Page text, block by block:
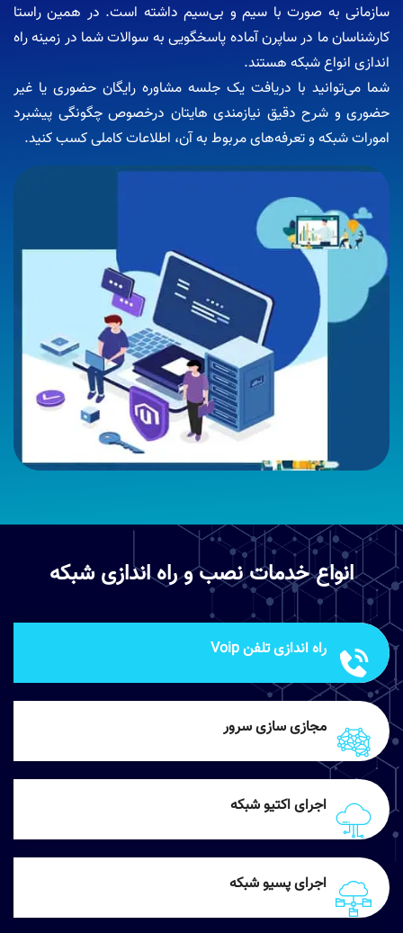
سازمانی به صورت با سیم و بی‌سیم داشته است. در همین راستا
کارشناسان ما در ساپرن آماده پاسخگویی به سوالات شما در زمینه راه
اندازی انواع شبکه هستند.
شما می‌توانید با دریافت یک جلسه مشاوره رایگان حضوری یا غیر
حضوری و شرح دقیق نیازمندی‌ هایتان درخصوص چگونگی پیشبرد
امورات شبکه و تعرفه‌های مربوط به آن، اطلاعات کاملی کسب کنید.
انواع خدمات نصب و راه اندازی شبکه
راه اندازی تلفن Voip
مجازی سازی سرور
اجرای اکتیو شبکه
اجرای پسیو شبکه